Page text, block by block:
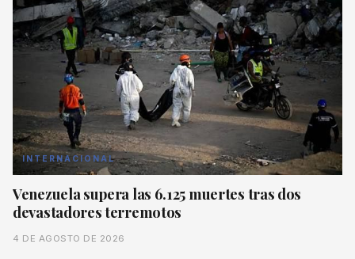
INTERNACIONAL
Venezuela supera las 6.125 muertes tras dos
devastadores terremotos
4 DE AGOSTO DE 2026